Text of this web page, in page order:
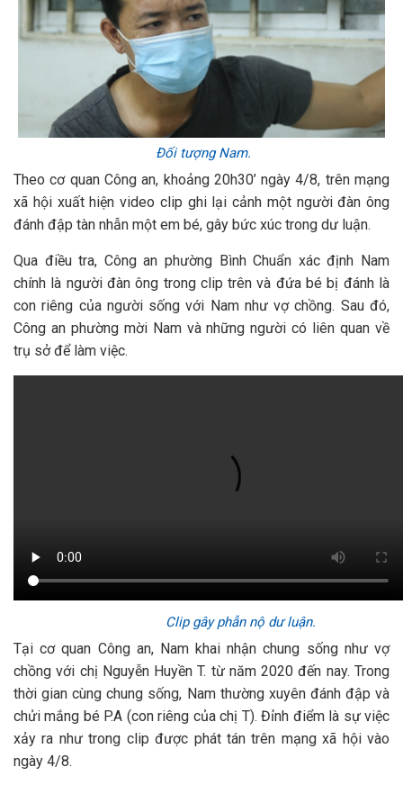
Đối tượng Nam.
Theo cơ quan Công an, khoảng 20h30’ ngày 4/8, trên mạng
xã hội xuất hiện video clip ghi lại cảnh một người đàn ông
đánh đập tàn nhẫn một em bé, gây bức xúc trong dư luận.
Qua điều tra, Công an phường Bình Chuẩn xác định Nam
chính là người đàn ông trong clip trên và đứa bé bị đánh là
con riêng của người sống với Nam như vợ chồng. Sau đó,
Công an phường mời Nam và những người có liên quan về
trụ sở để làm việc.
Clip gây phẫn nộ dư luận.
Tại cơ quan Công an, Nam khai nhận chung sống như vợ
chồng với chị Nguyễn Huyền T. từ năm 2020 đến nay. Trong
thời gian cùng chung sống, Nam thường xuyên đánh đập và
chửi mắng bé P.A (con riêng của chị T). Đỉnh điểm là sự việc
xảy ra như trong clip được phát tán trên mạng xã hội vào
ngày 4/8.